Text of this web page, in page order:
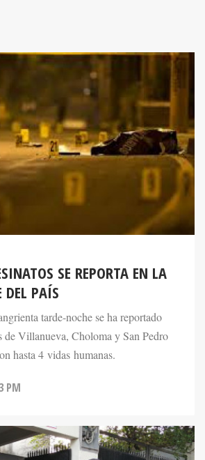
SE REPORTA EN LA
DEL PAÍS
tarde-noche se ha reportado
de Villanueva, Choloma y San Pedro
hasta 4 vidas humanas.
PM